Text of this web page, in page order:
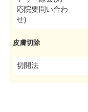
応院要問い合わ
せ)
皮膚切除
切開法